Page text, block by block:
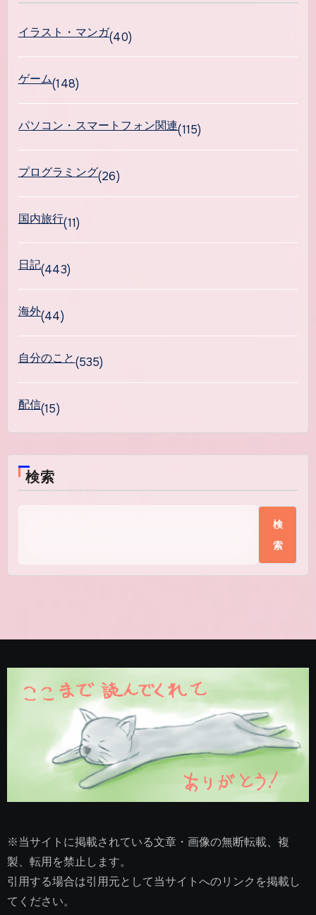
イラスト・マンガ(40)
ゲーム(148)
パソコン・スマートフォン関連(115)
プログラミング(26)
国内旅行(11)
日記(443)
海外(44)
自分のこと(535)
配信(15)
検索
検
索
※当サイトに掲載されている文章・画像の無断転載、複
製、転用を禁止します。
引用する場合は引用元として当サイトへのリンクを掲載し
てください。